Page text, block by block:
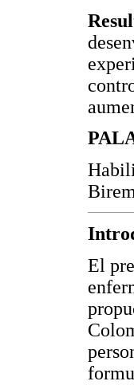
El